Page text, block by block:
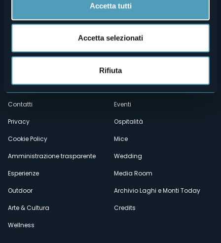
Accetta tutti
Accetta selezionati
Rifiuta
Menù
secondario
Dove siamo
Contatti
Privacy
Cookie Policy
Amministrazione trasparente
Esperienze
Outdoor
Arte & Cultura
Wellness
Enogastronomia
Webcam
Eventi
Ospitalità
Mice
Wedding
Media Room
Archivio Laghi e Monti Today
Credits